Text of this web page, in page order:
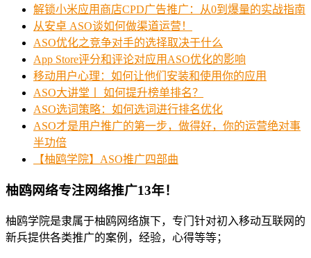
解锁小米应用商店CPD广告推广：从0到爆量的实战指南
从安卓 ASO谈如何做渠道运营！
ASO优化之竞争对手的选择取决于什么
App Store评分和评论对应用ASO优化的影响
移动用户心理：如何让他们安装和使用你的应用
ASO大讲堂丨 如何提升榜单排名？
ASO选词策略：如何选词进行排名优化
ASO才是用户推广的第一步，做得好，你的运营绝对事
半功倍
【柚鸥学院】ASO推广四部曲
柚鸥网络专注网络推广13年！
柚鸥学院是隶属于柚鸥网络旗下，专门针对初入移动互联网的
新兵提供各类推广的案例，经验，心得等等；